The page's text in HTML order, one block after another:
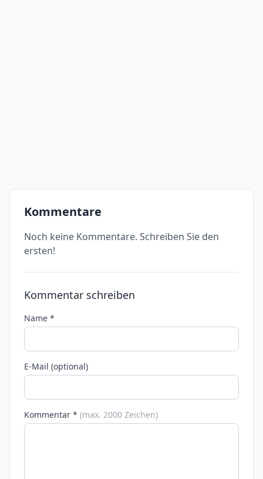
Kommentare
Noch keine Kommentare. Schreiben Sie den
ersten!
Kommentar schreiben
Name *
E-Mail (optional)
Kommentar * (max. 2000 Zeichen)